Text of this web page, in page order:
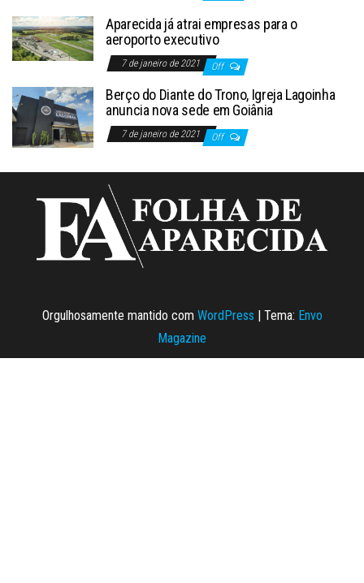
Aparecida já atrai empresas para o
aeroporto executivo
7 de janeiro de 2021 Off
Berço do Diante do Trono, Igreja Lagoinha
anuncia nova sede em Goiânia
7 de janeiro de 2021 Off
Orgulhosamente mantido com WordPress Tema: Envo
Magazine